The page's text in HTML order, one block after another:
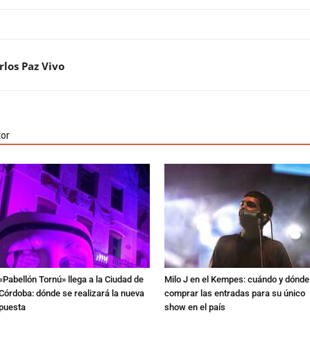
Paz Vivo
Tornú» llega a la Ciudad de
dónde se realizará la nueva
Milo J en el Kempes: cuándo y dónde
comprar las entradas para su único
show en el país